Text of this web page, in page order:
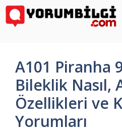
İçeriğe
atla
A101 Piranha
Bileklik Nasıl,
Özellikleri ve
Yorumları